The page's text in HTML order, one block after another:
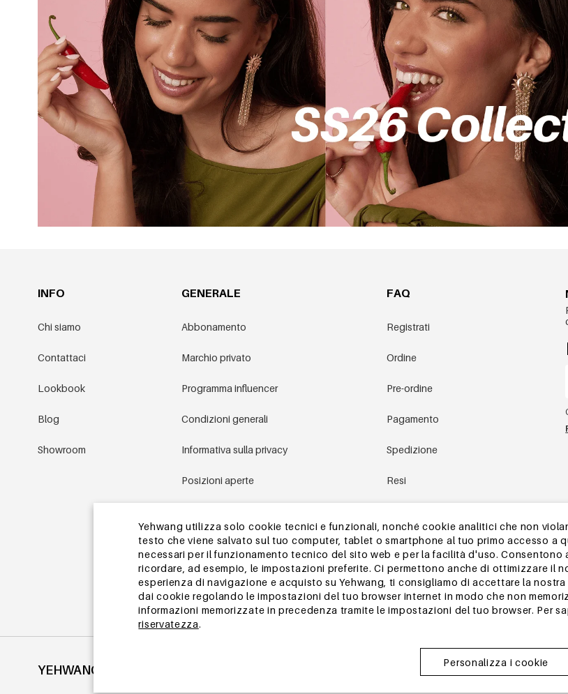
Yehwang utilizza solo cookie tecnici e funzionali, nonché cookie analitici che non
testo che viene salvato sul tuo computer, tablet o smartphone al tuo primo accesso a
necessari per il funzionamento tecnico del sito web e per la facilità d'uso.
ricordare, ad esempio, le impostazioni preferite. Ci permettono anche di ottimizzare il
esperienza di navigazione e acquisto su Yehwang, ti consigliamo di accettare la
dai cookie regolando le impostazioni del tuo browser internet in modo che non
informazioni memorizzate in precedenza tramite le impostazioni del tuo browser. Per
riservatezza.
Personalizza i cookie
INFO
Chi siamo
Contattaci
Lookbook
Blog
Showroom
GENERALE
Abbonamento
Marchio privato
Programma influencer
Condizioni generali
Informativa sulla privacy
Posizioni aperte
Mappa del sito
FAQ
Registrati
Ordine
Pre-ordine
Pagamento
Spedizione
Resi
Altre domande
YEHWANG